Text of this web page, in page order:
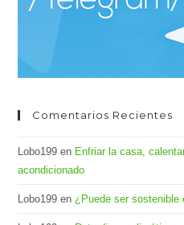
Comentarios Recientes
Lobo199 en Enfriar la casa,
acondicionado
Lobo199 en ¿Puede ser sostenible